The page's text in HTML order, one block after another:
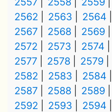
2562
2563 2564
2567
2568 2569
2572
2573 2574
2577
2578 2579
2582
2583 2584
2587
2588 2589
2592
2593 2594